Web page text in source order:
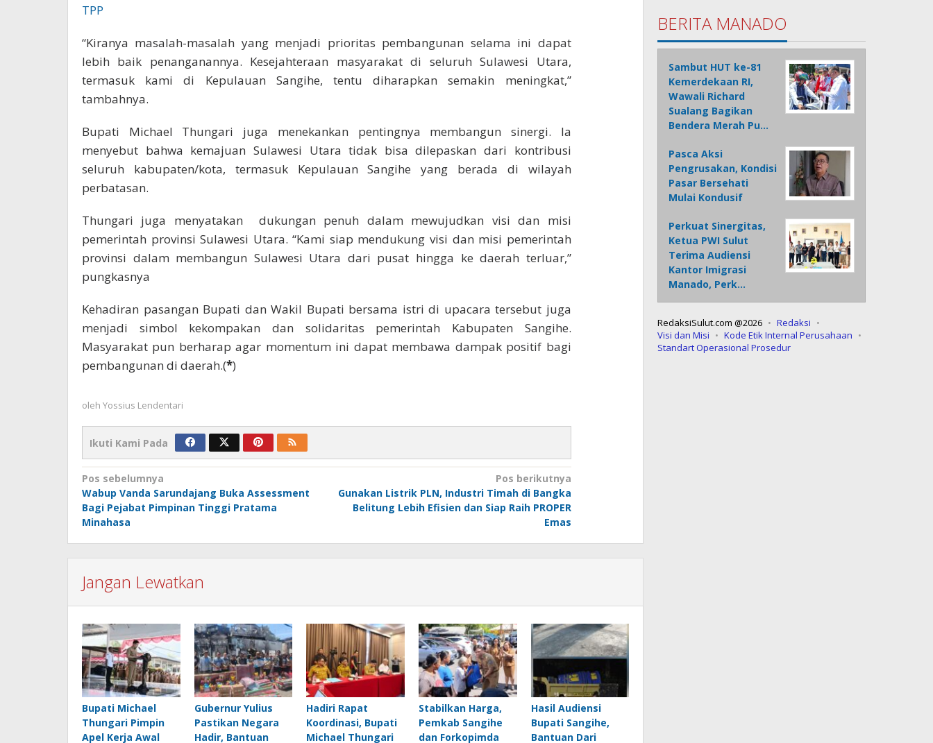
TPP
“Kiranya masalah-masalah yang menjadi prioritas pembangunan selama ini dapat
lebih baik penanganannya. Kesejahteraan masyarakat di seluruh Sulawesi Utara,
termasuk kami di Kepulauan Sangihe, tentu diharapkan semakin meningkat,”
tambahnya.
Bupati Michael Thungari juga menekankan pentingnya membangun sinergi. Ia
menyebut bahwa kemajuan Sulawesi Utara tidak bisa dilepaskan dari kontribusi
seluruh kabupaten/kota, termasuk Kepulauan Sangihe yang berada di wilayah
perbatasan.
Thungari juga menyatakan dukungan penuh dalam mewujudkan visi dan misi
pemerintah provinsi Sulawesi Utara. “Kami siap mendukung visi dan misi pemerintah
provinsi dalam membangun Sulawesi Utara dari pusat hingga ke daerah terluar,”
pungkasnya
Kehadiran pasangan Bupati dan Wakil Bupati bersama istri di upacara tersebut juga
menjadi simbol kekompakan dan solidaritas pemerintah Kabupaten Sangihe.
Masyarakat pun berharap agar momentum ini dapat membawa dampak positif bagi
pembangunan di daerah.(*)
oleh Yossius Lendentari
Ikuti Kami Pada
Navigasi
pos
Pos sebelumnya
Wabup Vanda Sarundajang Buka Assessment
Bagi Pejabat Pimpinan Tinggi Pratama
Minahasa
Pos berikutnya
Gunakan Listrik PLN, Industri Timah di Bangka
Belitung Lebih Efisien dan Siap Raih PROPER
Emas
Jangan Lewatkan
Bupati Michael
Thungari Pimpin
Apel Kerja Awal
Gubernur Yulius
Pastikan Negara
Hadir, Bantuan
Hadiri Rapat
Koordinasi, Bupati
Michael Thungari
Stabilkan Harga,
Pemkab Sangihe
dan Forkopimda
Hasil Audiensi
Bupati Sangihe,
Bantuan Dari
BERITA MANADO
Sambut HUT ke-81
Kemerdekaan RI,
Wawali Richard
Sualang Bagikan
Bendera Merah Pu…
Pasca Aksi
Pengrusakan, Kondisi
Pasar Bersehati
Mulai Kondusif
Perkuat Sinergitas,
Ketua PWI Sulut
Terima Audiensi
Kantor Imigrasi
Manado, Perk…
RedaksiSulut.com @2026
Redaksi
Visi dan Misi
Kode Etik Internal Perusahaan
Standart Operasional Prosedur